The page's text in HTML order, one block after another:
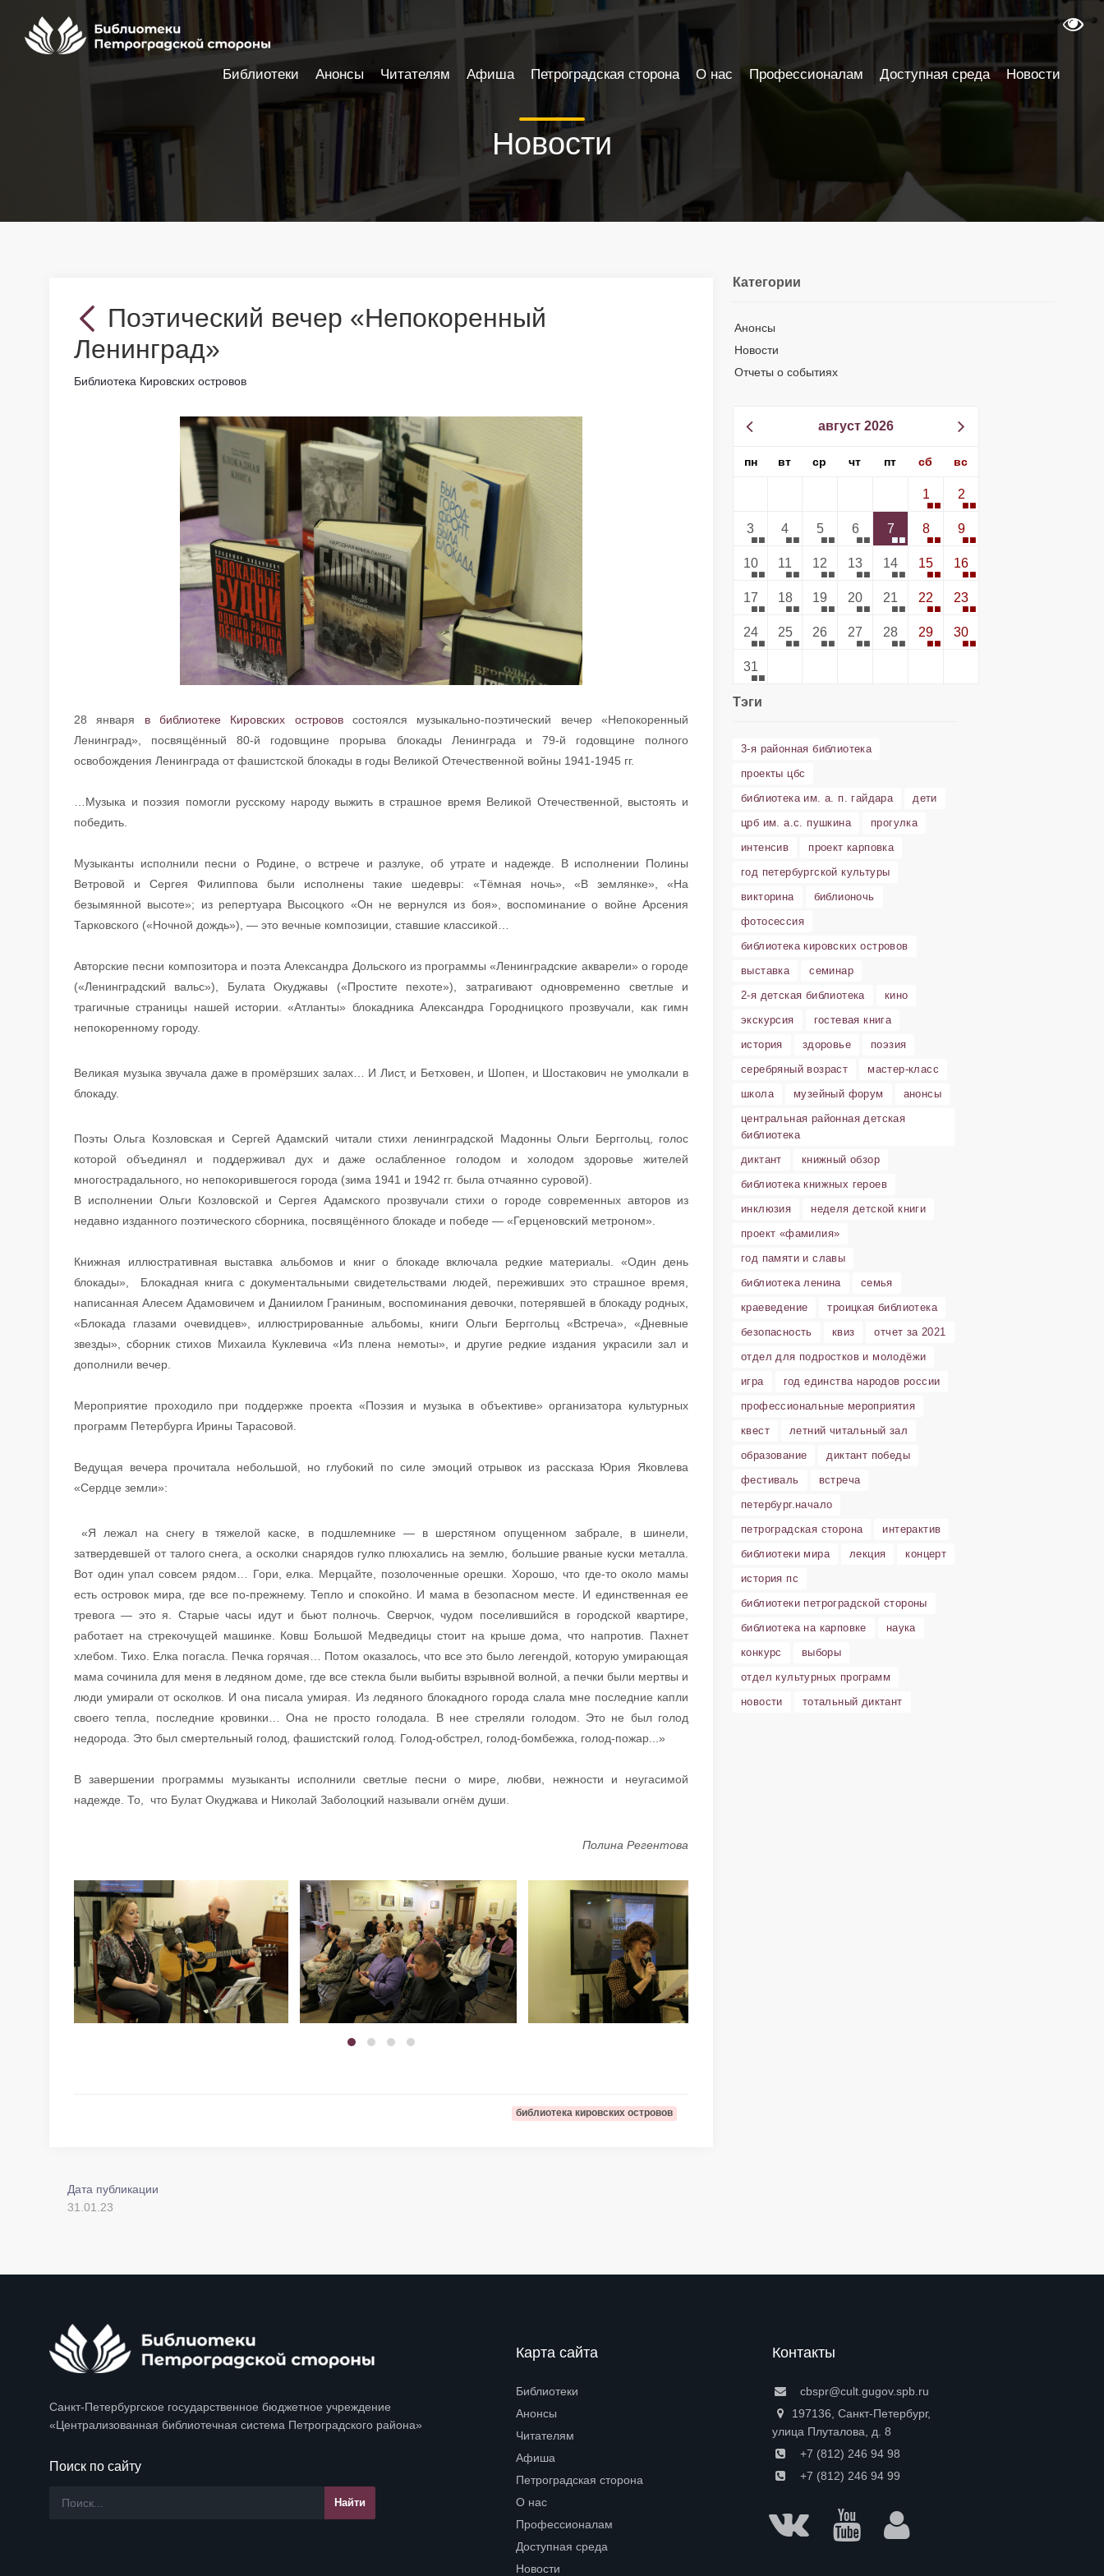
Новости
Поэтический вечер «Непокоренный
Ленинград»
Библиотека Кировских островов
28 января в библиотеке Кировских острововсостоялся музыкально-поэтический вечер «Непокоренный
Ленинград», посвящённый 80-й годовщине прорыва блокады Ленинграда и 79-й годовщине полного
освобождения Ленинграда от фашистской блокады в годы Великой Отечественной войны 1941-1945 гг.
…Музыка и поэзия помогли русскому народу выжить в страшное время Великой Отечественной, выстоять и
победить.
Музыканты исполнили песни о Родине, о встрече и разлуке, об утрате и надежде. В исполнении Полины
Ветровой и Сергея Филиппова были исполнены такие шедевры: «Тёмная ночь», «В землянке», «На
безымянной высоте»; из репертуара Высоцкого «Он не вернулся из боя», воспоминание о войне Арсения
Тарковского («Ночной дождь»), — это вечные композиции, ставшие классикой…
Авторские песни композитора и поэта Александра Дольского из программы «Ленинградские акварели» о городе
(«Ленинградский вальс»), Булата Окуджавы («Простите пехоте»), затрагивают одновременно светлые и
трагичные страницы нашей истории. «Атланты» блокадника Александра Городницкого прозвучали, как гимн
непокоренному городу.
Великая музыка звучала даже в промёрзших залах… И Лист, и Бетховен, и Шопен, и Шостакович не умолкали в
блокаду.
Поэты Ольга Козловская и Сергей Адамский читали стихи ленинградской Мадонны Ольги Берггольц, голос
которой объединял и поддерживал дух и даже ослабленное голодом и холодом здоровье жителей
многострадального, но непокорившегося города (зима 1941 и 1942 гг. была отчаянно суровой).
В исполнении Ольги Козловской и Сергея Адамского прозвучали стихи о городе современных авторов из
недавно изданного поэтического сборника, посвящённого блокаде и победе — «Герценовский метроном».
Книжная иллюстративная выставка альбомов и книг о блокаде включала редкие материалы. «Один день
блокады», Блокадная книга с документальными свидетельствами людей, переживших это страшное время,
написанная Алесем Адамовичем и Даниилом Граниным, воспоминания девочки, потерявшей в блокаду родных,
«Блокада глазами очевидцев», иллюстрированные альбомы, книги Ольги Берггольц «Встреча», «Дневные
звезды», сборник стихов Михаила Куклевича «Из плена немоты», и другие редкие издания украсили зал и
дополнили вечер.
Мероприятие проходило при поддержке проекта «Поэзия и музыка в объективе» организатора культурных
программ Петербурга Ирины Тарасовой.
Ведущая вечера прочитала небольшой, но глубокий по силе эмоций отрывок из рассказа Юрия Яковлева
«Сердце земли»:
«Я лежал на снегу в тяжелой каске, в подшлемнике — в шерстяном опущенном забрале, в шинели,
затвердевшей от талого снега, а осколки снарядов гулко плюхались на землю, большие рваные куски металла.
Вот один упал совсем рядом… Гори, елка. Мерцайте, позолоченные орешки. Хорошо, что где-то около мамы
есть островок мира, где все по-прежнему. Тепло и спокойно. И мама в безопасном месте. И единственная ее
тревога — это я. Старые часы идут и бьют полночь. Сверчок, чудом поселившийся в городской квартире,
работает на стрекочущей машинке. Ковш Большой Медведицы стоит на крыше дома, что напротив. Пахнет
хлебом. Тихо. Елка погасла. Печка горячая… Потом оказалось, что все это было легендой, которую умирающая
мама сочинила для меня в ледяном доме, где все стекла были выбиты взрывной волной, а печки были мертвы и
люди умирали от осколков. И она писала умирая. Из ледяного блокадного города слала мне последние капли
своего тепла, последние кровинки… Она не просто голодала. В нее стреляли голодом. Это не был голод
недорода. Это был смертельный голод, фашистский голод. Голод-обстрел, голод-бомбежка, голод-пожар...»
В завершении программы музыканты исполнили светлые песни о мире, любви, нежности и неугасимой
надежде. То, что Булат Окуджава и Николай Заболоцкий называли огнём души.
Полина Регентова
библиотека кировских островов
Дата публикации
31.01.23
Категории
Анонсы
Новости
Отчеты о событиях
август 2026
пн вт ср чт пт сб вс
1 2
3 4 5 6 7 8 9
10 11 12 13 14 15 16
17 18 19 20 21 22 23
24 25 26 27 28 29 30
31
Тэги
3-я районная библиотека
проекты цбс
библиотека им. а. п. гайдара
дети
црб им. а.с. пушкина
прогулка
интенсив
проект карповка
год петербургской культуры
викторина
библионочь
фотосессия
библиотека кировских островов
выставка
семинар
2-я детская библиотека
кино
экскурсия
гостевая книга
история
здоровье
поэзия
серебряный возраст
мастер-класс
школа
музейный форум
анонсы
центральная районная детская
библиотека
диктант
книжный обзор
библиотека книжных героев
инклюзия
неделя детской книги
проект «фамилия»
год памяти и славы
библиотека ленина
семья
краеведение
троицкая библиотека
безопасность
квиз
отчет за 2021
отдел для подростков и молодёжи
игра
год единства народов россии
профессиональные мероприятия
квест
летний читальный зал
образование
диктант победы
фестиваль
встреча
петербург.начало
петроградская сторона
интерактив
библиотеки мира
лекция
концерт
история пс
библиотеки петроградской стороны
библиотека на карповке
наука
конкурс
выборы
отдел культурных программ
новости
тотальный диктант
Санкт-Петербургское государственное бюджетное учреждение
«Централизованная библиотечная система Петроградского района»
Поиск по сайту
Карта сайта
Библиотеки
Анонсы
Читателям
Афиша
Петроградская сторона
О нас
Профессионалам
Доступная среда
Новости
Контакты
cbspr@cult.gugov.spb.ru
197136, Санкт-Петербург,
улица Плуталова, д. 8
+7 (812) 246 94 98
+7 (812) 246 94 99
Библиотеки Анонсы Читателям Афиша Петроградская сторона О нас Профессионалам Доступная среда Новости
Настройки доступности